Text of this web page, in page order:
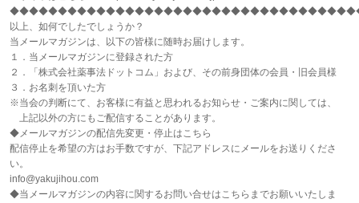
以上、如何でしたでしょうか？
当メールマガジンは、以下の皆様に随時お届けします。
１．当メールマガジンに登録された方
２．「株式会社薬事法ドットコム」および、その前身団体の会員・旧会員様
３．お名刺を頂いた方
※当会の判断にて、お客様に有益と思われるお知らせ・ご案内に関しては、
上記以外の方にもご配信することがあります。
◆メールマガジンの配信先変更・停止はこちら
配信停止を希望の方はお手数ですが、下記アドレスにメールをお送りくださ
い。
info@yakujihou.com
◆当メールマガジンの内容に関するお問い合せはこちらまでお願いいたしま